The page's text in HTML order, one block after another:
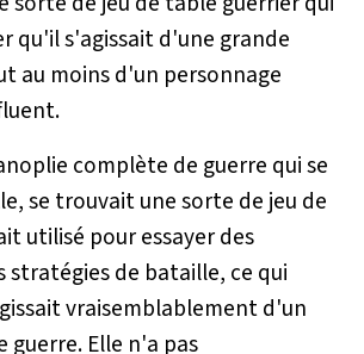
qu'il s'agissait d'une grande
au moins d'un personnage
complète de guerre qui se
se trouvait une sorte de jeu de
utilisé pour essayer des
stratégies de bataille, ce qui
vraisemblablement d'un
guerre. Elle n'a pas